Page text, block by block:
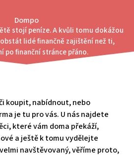
Dompo
stojí peníze. A kvůli tomu dokážou
lidé finančně zajištění než ti,
po finanční stránce přáno.
snowboard
koupit, nabídnout, nebo
je tu pro vás. U nás najdete
které vám doma překáží,
a ještě k tomu vydělejte
navštěvovaný, věříme proto,